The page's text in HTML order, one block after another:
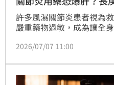
許多風濕關節炎患者視為
嚴重藥物過敏，成為讓全
醫學突破，揪出導致關節
成果已發表於今年6月的
疫學雜誌(JACI)》。（記
2026/07/07 11:00